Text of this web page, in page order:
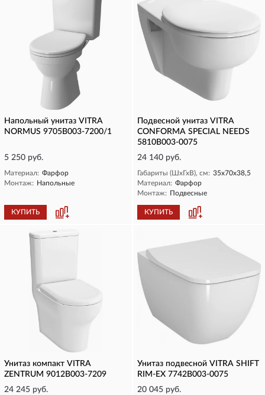
Напольный унитаз VITRA
NORMUS 9705B003-7200/1
5 250 руб.
Материал: Фарфор
Монтаж: Напольные
КУПИТЬ
Подвесной унитаз VITRA
CONFORMA SPECIAL NEEDS
5810B003-0075
24 140 руб.
Габариты (ШхГхВ), см: 35х70х38,5
Материал: Фарфор
Монтаж: Подвесные
КУПИТЬ
Унитаз компакт VITRA
ZENTRUM 9012B003-7209
24 245 руб.
Унитаз подвесной VITRA SHIFT
RIM-EX 7742B003-0075
20 045 руб.